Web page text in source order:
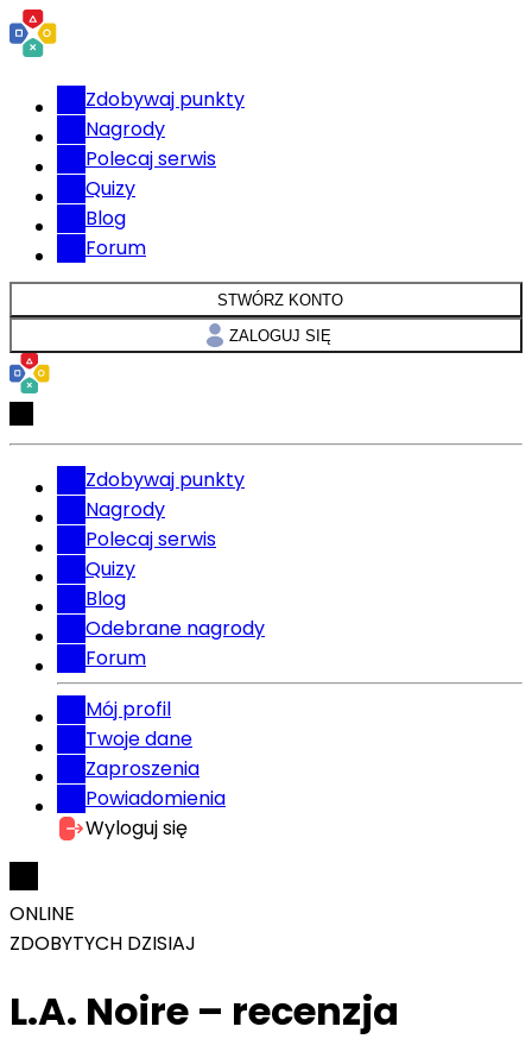
Zdobywaj punkty
Nagrody
Polecaj serwis
Quizy
Blog
Forum
STWÓRZ KONTO
ZALOGUJ SIĘ
Zdobywaj punkty
Nagrody
Polecaj serwis
Quizy
Blog
Odebrane nagrody
Forum
Mój profil
Twoje dane
Zaproszenia
Powiadomienia
Wyloguj się
ONLINE
ZDOBYTYCH DZISIAJ
L.A. Noire – recenzja